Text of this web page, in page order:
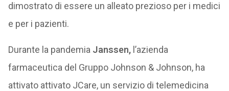
dimostrato di essere un alleato prezioso per i medici
e per i pazienti.
Durante la pandemia Janssen,l’azienda
farmaceutica del Gruppo Johnson & Johnson, ha
attivato attivato JCare, un servizio di telemedicina